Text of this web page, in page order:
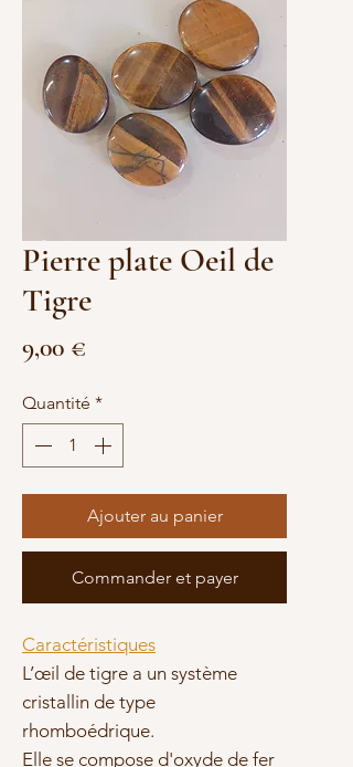
Pierre plate Oeil de
Tigre
9,00 €
Quantité *
Ajouter au panier
Commander et payer
Caractéristiques
L’œil de tigre a un système
cristallin de type
rhomboédrique.
Elle se compose d'oxyde de fer